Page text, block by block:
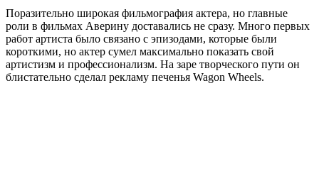
Поразительно широкая фильмография актера, но главные
роли в фильмах Аверину доставались не сразу. Много первых
работ артиста было связано с эпизодами, которые были
короткими, но актер сумел максимально показать свой
артистизм и профессионализм. На заре творческого пути он
блистательно сделал рекламу печенья Wagon Wheels.